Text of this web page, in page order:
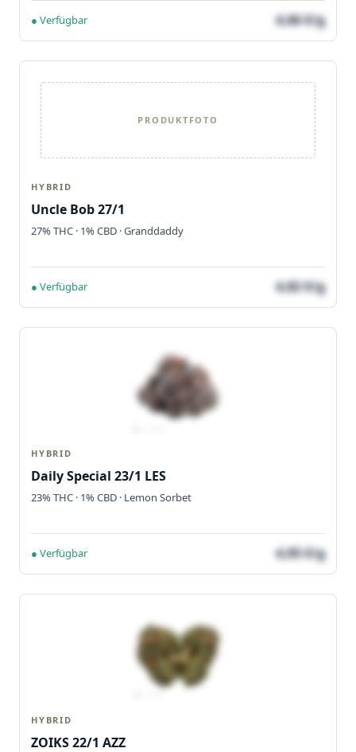
● Verfügbar 4,66 €/g
PRODUKTFOTO
HYBRID
Uncle Bob 27/1
27% THC · 1% CBD · Granddaddy
● Verfügbar 4,82 €/g
HYBRID
Daily Special 23/1 LES
23% THC · 1% CBD · Lemon Sorbet
● Verfügbar 4,05 €/g
HYBRID
ZOIKS 22/1 AZZ